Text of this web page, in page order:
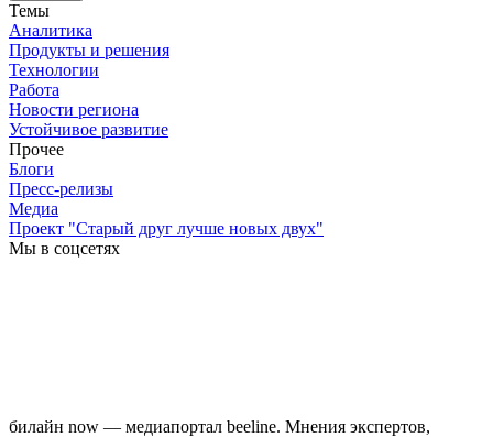
Темы
Аналитика
Продукты и решения
Технологии
Работа
Новости региона
Устойчивое развитие
Прочее
Блоги
Пресс-релизы
Медиа
Проект "Старый друг лучше новых двух"
Мы в соцсетях
билайн now — медиапортал beeline. Мнения экспертов,